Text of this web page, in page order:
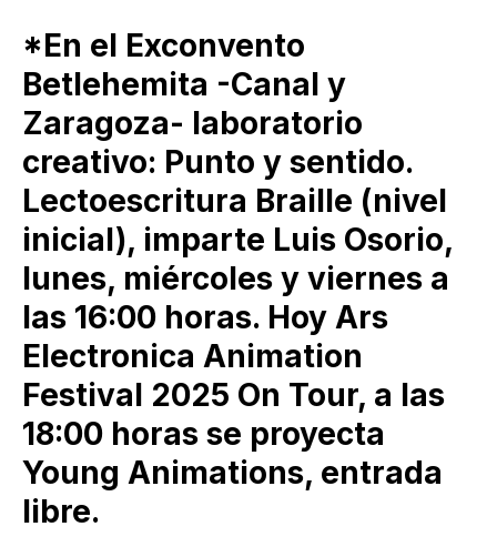
*En el Exconvento
Betlehemita -Canal y
Zaragoza- laboratorio
creativo: Punto y sentido.
Lectoescritura Braille (nivel
inicial), imparte Luis Osorio,
lunes, miércoles y viernes a
las 16:00 horas. Hoy Ars
Electronica Animation
Festival 2025 On Tour, a las
18:00 horas se proyecta
Young Animations, entrada
libre.